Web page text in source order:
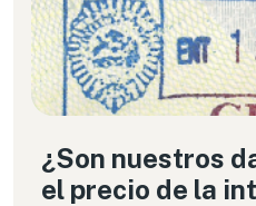
¿Son nuestros
el precio de la